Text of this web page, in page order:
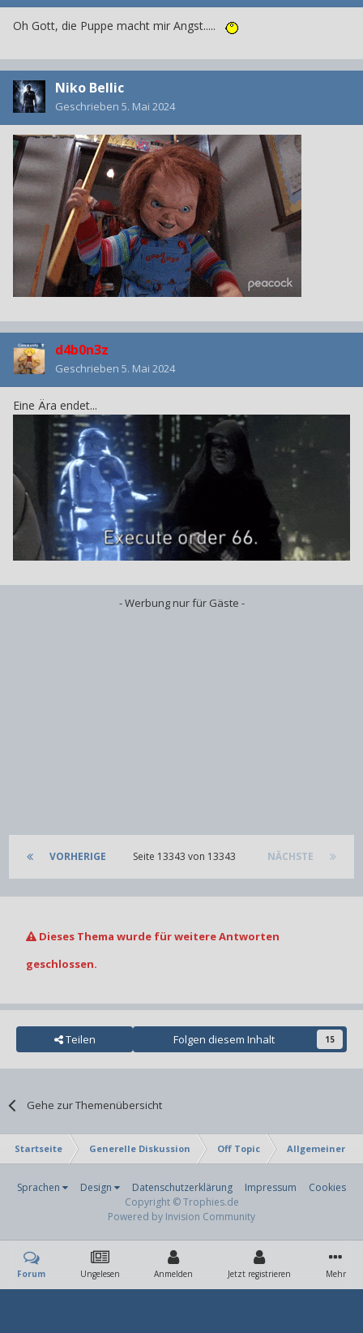
Oh Gott, die Puppe macht mir Angst.....
Niko Bellic
Geschrieben 5. Mai 2024
d4b0n3z
Geschrieben 5. Mai 2024
Eine Ära endet...
- Werbung nur für Gäste -
VORHERIGE NÄCHSTE
Seite 13343 von 13343
Dieses Thema wurde für weitere Antworten
geschlossen.
Teilen Folgen diesem Inhalt 15
Gehe zur Themenübersicht
Startseite Generelle Diskussion Off Topic Allgemeiner
Sprachen Design Datenschutzerklärung Impressum
Cookies
Copyright © Trophies.de
Powered by Invision Community
Forum Ungelesen Anmelden Jetzt registrieren Mehr